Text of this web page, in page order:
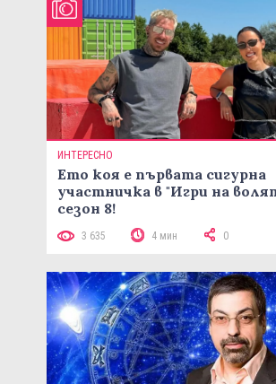
ИНТЕРЕСНО
Ето коя е първата сигурна
участничка в "Игри на
сезон 8!
3 635 4 мин 0